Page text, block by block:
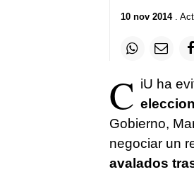
10 nov 2014.
C iU ha
Gobierno,
negociar un
avalados